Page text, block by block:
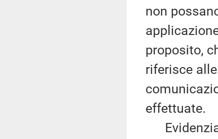
non
proposito,
riferisce
effettuate.
Evidenzia